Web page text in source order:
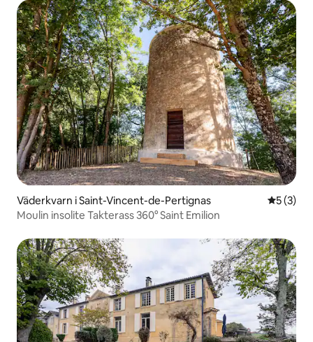
Väderkvarn i Saint-Vincent-de-Pertignas 5 av 5 i
5 (3)
Moulin insolite Takterass 360° Saint Emilion